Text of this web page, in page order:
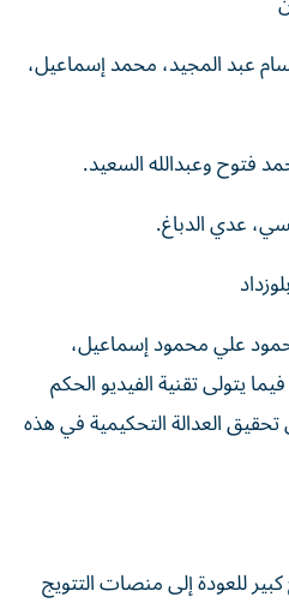
عبد المجيد، محمد إسماعيل،
فتوح وعبدالله السعيد.
عدي الدباغ.
علي محمود إسماعيل،
يتولى تقنية الفيديو الحكم
العدالة التحكيمية في هذه
للعودة إلى منصات التتويج